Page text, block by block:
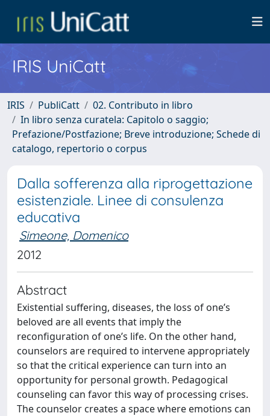
IRIS UniCatt
IRIS PubliCatt
02. Contributo in libro
In libro senza curatela: Capitolo o saggio;
Prefazione/Postfazione; Breve introduzione; Schede di
catalogo, repertorio o corpus
Dalla sofferenza alla riprogettazione
esistenziale. Linee di consulenza
educativa
Simeone, Domenico
2012
Abstract
Existential suffering, diseases, the loss of one’s
beloved are all events that imply the
reconfiguration of one’s life. On the other hand,
counselors are required to intervene appropriately
so that the critical experience can turn into an
opportunity for personal growth. Pedagogical
counseling can favor this way of processing crises.
The counselor creates a space where emotions can